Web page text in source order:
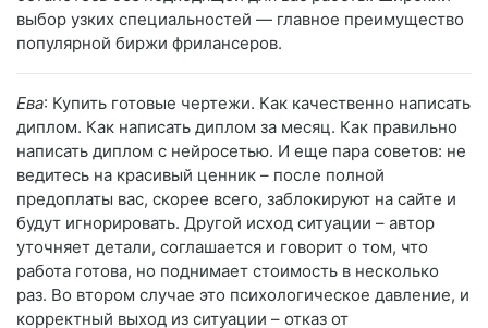
выбор узких специальностей — главное преимущество
популярной биржи фрилансеров.
Ева: Купить готовые чертежи. Как качественно написать
диплом. Как написать диплом за месяц. Как правильно
написать диплом с нейросетью. И еще пара советов: не
ведитесь на красивый ценник – после полной
предоплаты вас, скорее всего, заблокируют на сайте и
будут игнорировать. Другой исход ситуации – автор
уточняет детали, соглашается и говорит о том, что
работа готова, но поднимает стоимость в несколько
раз. Во втором случае это психологическое давление, и
корректный выход из ситуации – отказ от